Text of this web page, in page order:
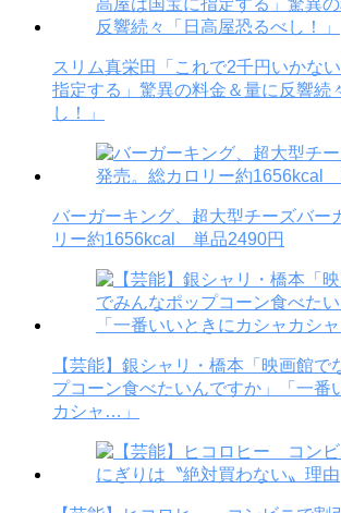
スリム真栄田「これで2千円いかな
指定する」驚異の料金＆量に反響続
し！」
バーガーキング、超大型チーズバー
リー約1656kcal 単品2490円
【芸能】銀シャリ・橋本「映画館で
プコーン食べたいんですか」「一番
カシャ…」